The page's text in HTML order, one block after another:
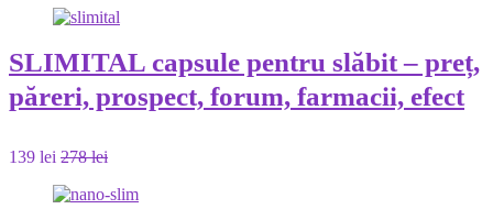
SLIMITAL capsule pentru slăbit – preț,
păreri, prospect, forum, farmacii, efect
139 lei 278 lei